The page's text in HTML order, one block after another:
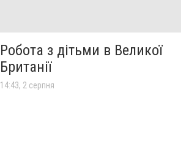
Робота з дітьми в Великої
Британії
14:43, 2 серпня